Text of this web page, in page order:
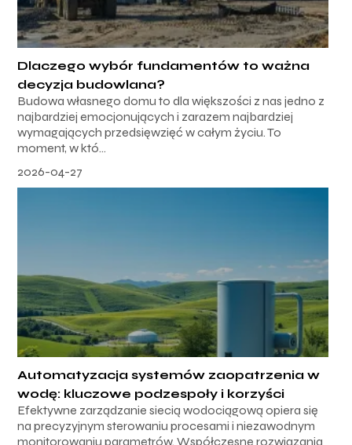
Dlaczego wybór fundamentów to ważna
decyzja budowlana?
Budowa własnego domu to dla większości z nas jedno z
najbardziej emocjonujących i zarazem najbardziej
wymagających przedsięwzięć w całym życiu. To
moment, w któ...
2026-04-27
Automatyzacja systemów zaopatrzenia w
wodę: kluczowe podzespoły i korzyści
Efektywne zarządzanie siecią wodociągową opiera się
na precyzyjnym sterowaniu procesami i niezawodnym
monitorowaniu parametrów. Współczesne rozwiązania